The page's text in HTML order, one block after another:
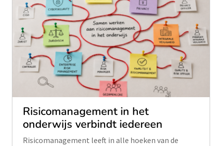
Risicomanagement in het
onderwijs verbindt iedereen
Risicomanagement leeft in alle hoeken van de